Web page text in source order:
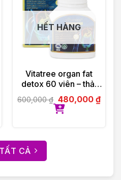
HẾT HÀNG
Vitatree organ fat
detox 60 viên – thải
độc mỡ nội tạng
600,000₫ 480,000 ₫
CẢ